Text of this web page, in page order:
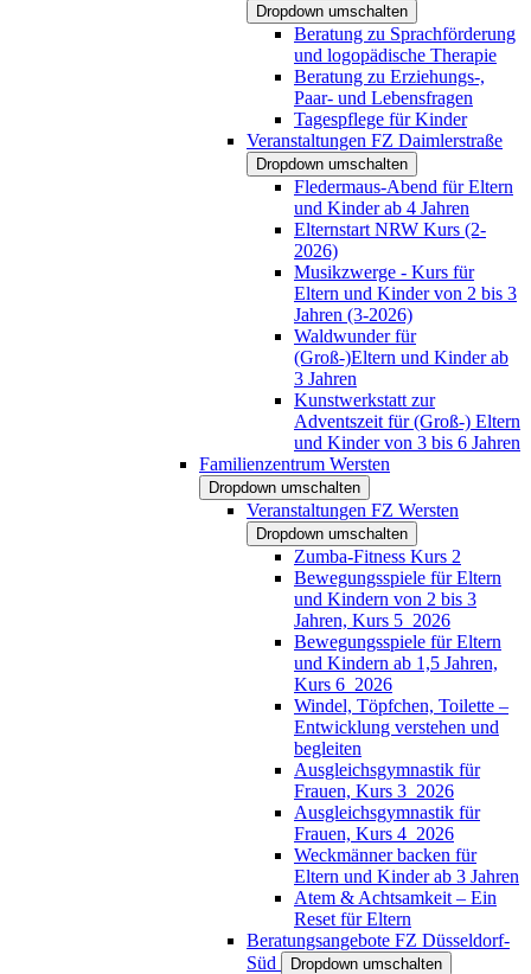
Dropdown umschalten
Beratung zu Sprachförderung
und logopädische Therapie
Beratung zu Erziehungs-,
Paar- und Lebensfragen
Tagespflege für Kinder
Veranstaltungen FZ Daimlerstraße
Dropdown umschalten
Fledermaus-Abend für Eltern
und Kinder ab 4 Jahren
Elternstart NRW Kurs (2-
2026)
Musikzwerge - Kurs für
Eltern und Kinder von 2 bis 3
Jahren (3-2026)
Waldwunder für
(Groß-)Eltern und Kinder ab
3 Jahren
Kunstwerkstatt zur
Adventszeit für (Groß-) Eltern
und Kinder von 3 bis 6 Jahren
Familienzentrum Wersten
Dropdown umschalten
Veranstaltungen FZ Wersten
Dropdown umschalten
Zumba-Fitness Kurs 2
Bewegungsspiele für Eltern
und Kindern von 2 bis 3
Jahren, Kurs 5_2026
Bewegungsspiele für Eltern
und Kindern ab 1,5 Jahren,
Kurs 6_2026
Windel, Töpfchen, Toilette –
Entwicklung verstehen und
begleiten
Ausgleichsgymnastik für
Frauen, Kurs 3_2026
Ausgleichsgymnastik für
Frauen, Kurs 4_2026
Weckmänner backen für
Eltern und Kinder ab 3 Jahren
Atem & Achtsamkeit – Ein
Reset für Eltern
Beratungsangebote FZ Düsseldorf-
Süd
Dropdown umschalten